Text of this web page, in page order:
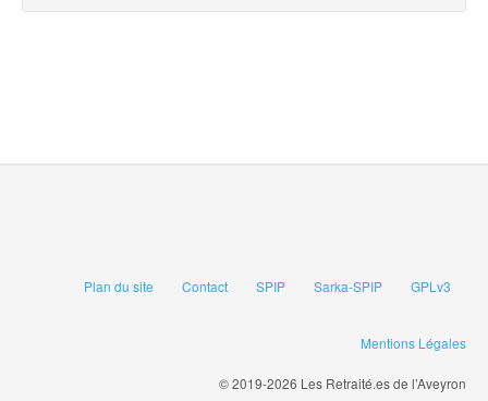
Plan du site Contact SPIP Sarka-SPIP GPLv3
Mentions Légales
© 2019-2026 Les Retraité.es de l’Aveyron